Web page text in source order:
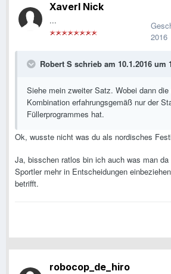
Xaverl Nick
...
2016
Robert S schrieb am 10.1.2016 um
Siehe mein zweiter Satz. Wobei dann
Kombination erfahrungsgemäß nur der
Füllerprogrammes hat.
Ok, wusste nicht was du als nordisches
Ja, bisschen ratlos bin ich auch was man
Sportler mehr in Entscheidungen
betrifft.
robocop_de_hiro